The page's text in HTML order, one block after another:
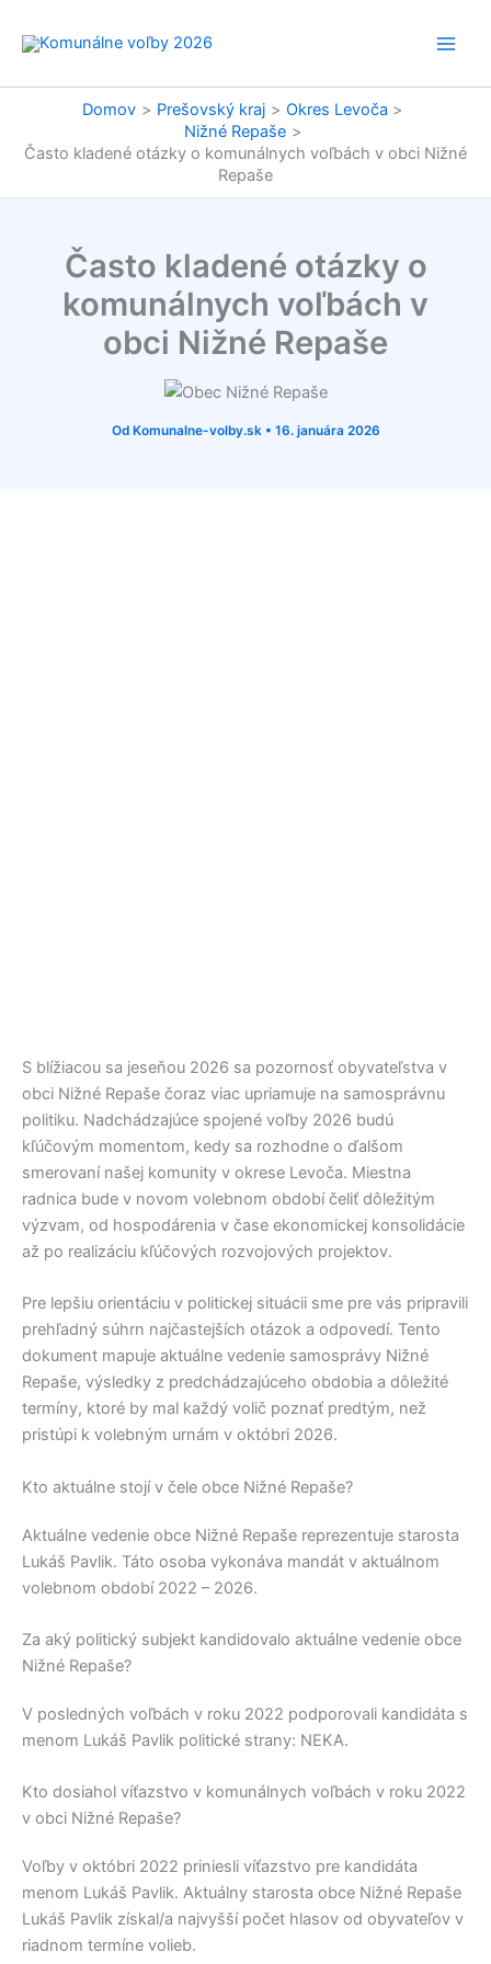
Domov Prešovský kraj
Okres Levoča
Nižné Repaše
Často kladené otázky o komunálnych voľbách v obci Nižné
Repaše
Často kladené otázky o
komunálnych voľbách v
obci Nižné Repaše
Od Komunalne-volby.sk • 16. januára 2026
S blížiacou sa jeseňou 2026 sa pozornosť obyvateľstva v
obci Nižné Repaše čoraz viac upriamuje na samosprávnu
politiku. Nadchádzajúce spojené voľby 2026 budú
kľúčovým momentom, kedy sa rozhodne o ďalšom
smerovaní našej komunity v okrese Levoča. Miestna
radnica bude v novom volebnom období čeliť dôležitým
výzvam, od hospodárenia v čase ekonomickej konsolidácie
až po realizáciu kľúčových rozvojových projektov.
Pre lepšiu orientáciu v politickej situácii sme pre vás pripravili
prehľadný súhrn najčastejších otázok a odpovedí. Tento
dokument mapuje aktuálne vedenie samosprávy Nižné
Repaše, výsledky z predchádzajúceho obdobia a dôležité
termíny, ktoré by mal každý volič poznať predtým, než
pristúpi k volebným urnám v októbri 2026.
Kto aktuálne stojí v čele obce Nižné Repaše?
Aktuálne vedenie obce Nižné Repaše reprezentuje starosta
Lukáš Pavlik. Táto osoba vykonáva mandát v aktuálnom
volebnom období 2022 – 2026.
Za aký politický subjekt kandidovalo aktuálne vedenie obce
Nižné Repaše?
V posledných voľbách v roku 2022 podporovali kandidáta s
menom Lukáš Pavlik politické strany: NEKA.
Kto dosiahol víťazstvo v komunálnych voľbách v roku 2022
v obci Nižné Repaše?
Voľby v októbri 2022 priniesli víťazstvo pre kandidáta
menom Lukáš Pavlik. Aktuálny starosta obce Nižné Repaše
Lukáš Pavlik získal/a najvyšší počet hlasov od obyvateľov v
riadnom termíne volieb.